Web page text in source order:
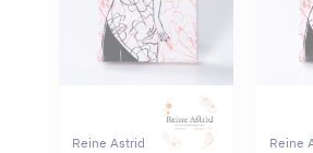
Reine Astrid Reine